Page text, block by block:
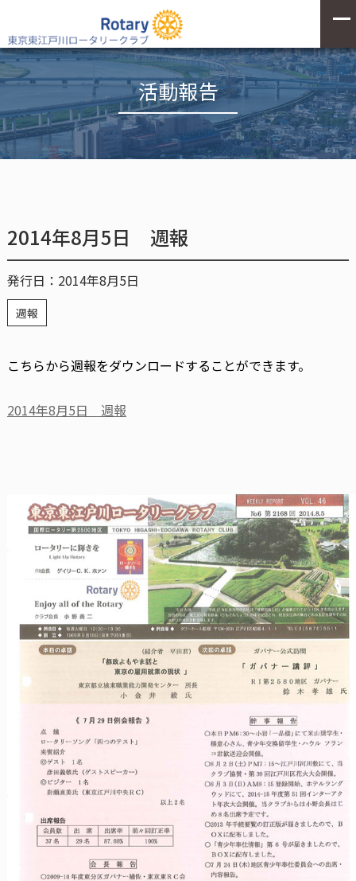
活動報告
2014年8月5日 週報
発行日：2014年8月5日
週報
こちらから週報をダウンロードすることができます。
2014年8月5日 週報